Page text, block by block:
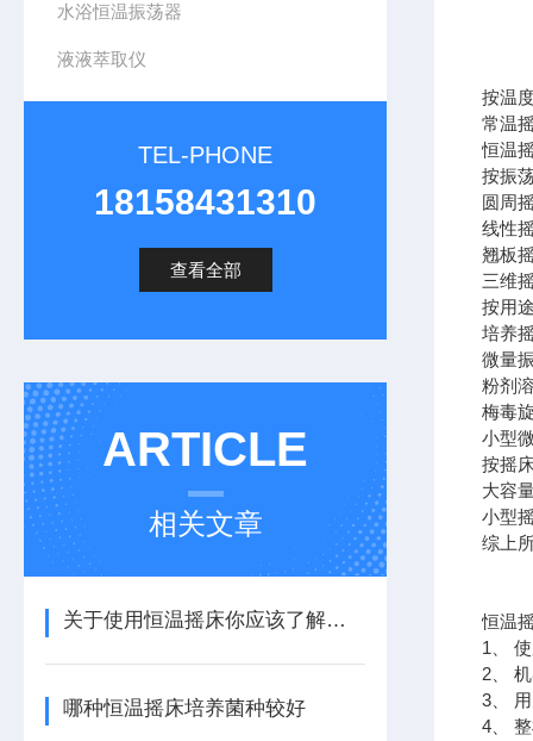
水浴恒温振荡器
液液萃取仪
TEL-PHONE
18158431310
查看全部
ARTICLE
相关文章
关于使用恒温摇床你应该了解的几件事
哪种恒温摇床培养菌种较好
按温
常温
恒温
按振
圆周
线性
翘板
三维
按用
培养
微量
粉剂
梅毒
小型
按摇
大容
小型
综上
恒温
1、
2、
3、
4、